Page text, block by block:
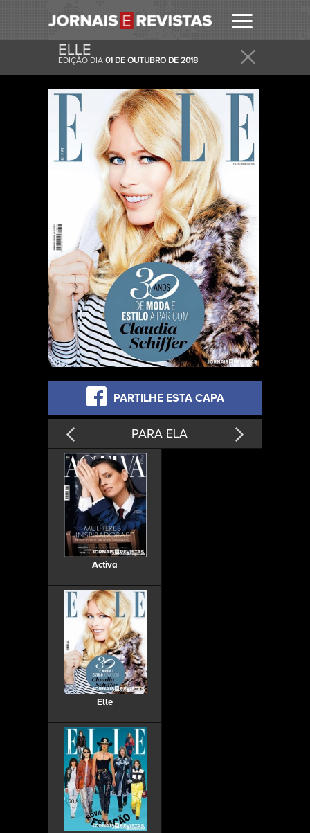
ELLE
EDIÇÃO DIA 01 DE OUTUBRO DE 2018
RECEBER
RECEBA ESTA E OUTRAS CAPAS NO SEU EMAIL
DIARIAMENTE.
PARTILHE ESTA CAPA
PARA ELA
Activa
Elle